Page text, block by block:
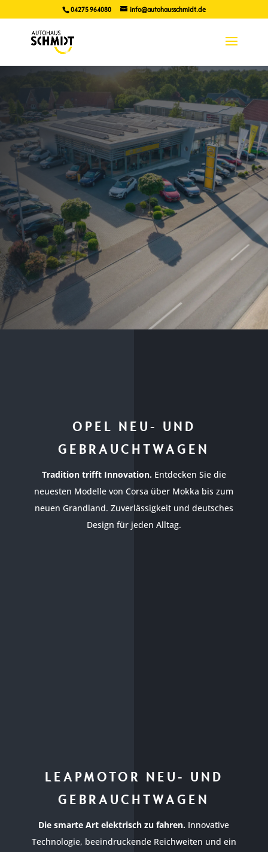
04275 964080 info@autohausschmidt.de
OPEL NEU- UND
GEBRAUCHTWAGEN
Tradition trifft Innovation.Entdecken Sie die
neuesten Modelle von Corsa über Mokka bis zum
neuen Grandland. Zuverlässigkeit und deutsches
Design für jeden Alltag.
LEAPMOTOR NEU- UND
GEBRAUCHTWAGEN
Die smarte Art elektrisch zu fahren. Innovative
Technologie, beeindruckende Reichweiten und ein